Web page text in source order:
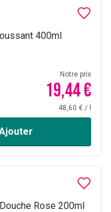
400ml
Notre prix
19,44 €
48,60 € /
Rose 200ml